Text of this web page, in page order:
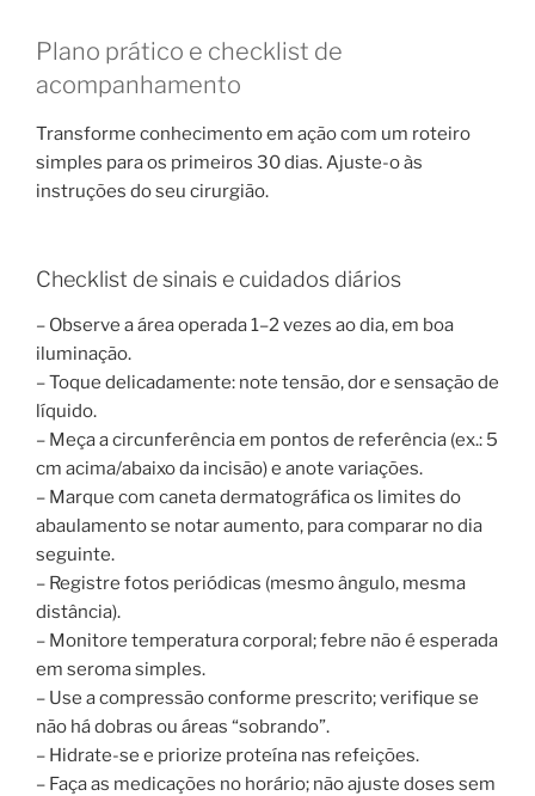
Plano prático e checklist de
acompanhamento
Transforme conhecimento em ação com um roteiro
simples para os primeiros 30 dias. Ajuste-o às
instruções do seu cirurgião.
Checklist de sinais e cuidados diários
– Observe a área operada 1–2 vezes ao dia, em boa
iluminação.
– Toque delicadamente: note tensão, dor e sensação de
líquido.
– Meça a circunferência em pontos de referência (ex.: 5
cm acima/abaixo da incisão) e anote variações.
– Marque com caneta dermatográfica os limites do
abaulamento se notar aumento, para comparar no dia
seguinte.
– Registre fotos periódicas (mesmo ângulo, mesma
distância).
– Monitore temperatura corporal; febre não é esperada
em seroma simples.
– Use a compressão conforme prescrito; verifique se
não há dobras ou áreas “sobrando”.
– Hidrate-se e priorize proteína nas refeições.
– Faça as medicações no horário; não ajuste doses sem